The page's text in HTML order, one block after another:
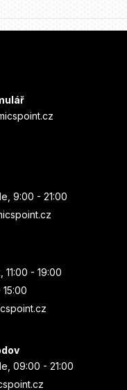
9:00 - 21:00
- 19:00
09:00 - 21:00